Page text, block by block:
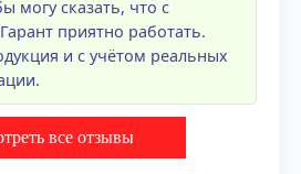
могу сказать, что с
приятно работать.
и с учётом реальных
все отзывы